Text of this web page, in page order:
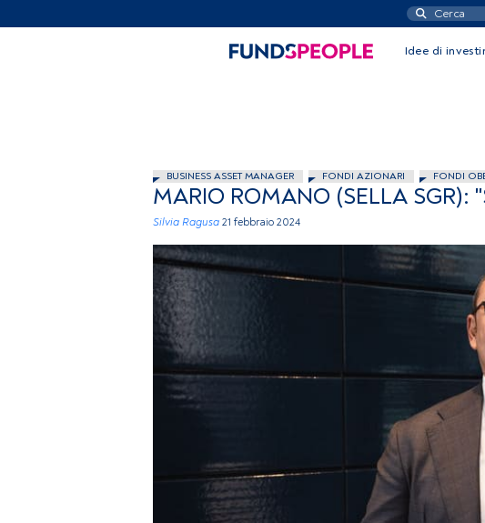
Idee di
BUSINESS ASSET MANAGER FONDI AZIONARI FONDI
MARIO ROMANO (SELLA SGR):
Silvia Ragusa 21 febbraio 2024